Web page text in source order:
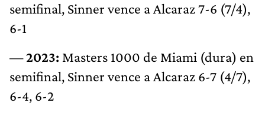
semifinal, Sinner vence a Alcaraz 7-6 (7/4),
6-1
—2023: Masters 1000 de Miami (dura) en
semifinal, Sinner vence a Alcaraz 6-7 (4/7),
6-4, 6-2